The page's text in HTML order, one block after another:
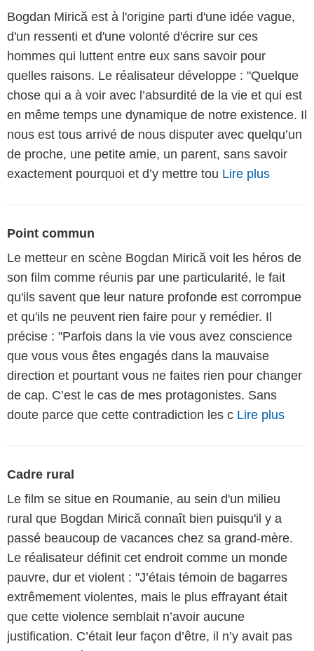
Bogdan Mirică est à l'origine parti d'une idée vague,
d'un ressenti et d'une volonté d'écrire sur ces
hommes qui luttent entre eux sans savoir pour
quelles raisons. Le réalisateur développe : "Quelque
chose qui a à voir avec l’absurdité de la vie et qui est
en même temps une dynamique de notre existence. Il
nous est tous arrivé de nous disputer avec quelqu’un
de proche, une petite amie, un parent, sans savoir
exactement pourquoi et d’y mettre tou Lire plus
Point commun
Le metteur en scène Bogdan Mirică voit les héros de
son film comme réunis par une particularité, le fait
qu'ils savent que leur nature profonde est corrompue
et qu'ils ne peuvent rien faire pour y remédier. Il
précise : "Parfois dans la vie vous avez conscience
que vous vous êtes engagés dans la mauvaise
direction et pourtant vous ne faites rien pour changer
de cap. C’est le cas de mes protagonistes. Sans
doute parce que cette contradiction les c Lire plus
Cadre rural
Le film se situe en Roumanie, au sein d'un milieu
rural que Bogdan Mirică connaît bien puisqu'il y a
passé beaucoup de vacances chez sa grand-mère.
Le réalisateur définit cet endroit comme un monde
pauvre, dur et violent : "J’étais témoin de bagarres
extrêmement violentes, mais le plus effrayant était
que cette violence semblait n’avoir aucune
justification. C’était leur façon d’être, il n’y avait pas